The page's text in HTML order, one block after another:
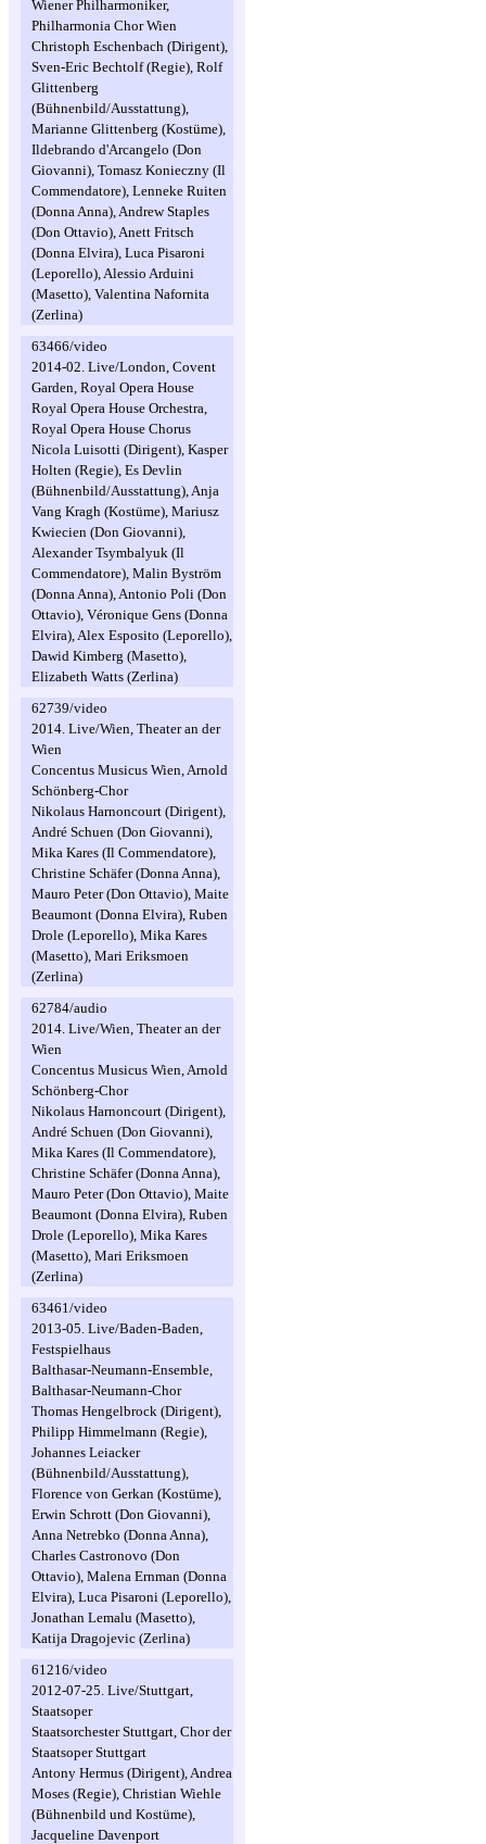
Wiener Philharmoniker,
Philharmonia Chor Wien
Christoph Eschenbach (Dirigent),
Sven-Eric Bechtolf (Regie), Rolf
Glittenberg
(Bühnenbild/Ausstattung),
Marianne Glittenberg (Kostüme),
Ildebrando d'Arcangelo (Don
Giovanni), Tomasz Konieczny (Il
Commendatore), Lenneke Ruiten
(Donna Anna), Andrew Staples
(Don Ottavio), Anett Fritsch
(Donna Elvira), Luca Pisaroni
(Leporello), Alessio Arduini
(Masetto), Valentina Nafornita
(Zerlina)
63466/video
2014-02. Live/London, Covent
Garden, Royal Opera House
Royal Opera House Orchestra,
Royal Opera House Chorus
Nicola Luisotti (Dirigent), Kasper
Holten (Regie), Es Devlin
(Bühnenbild/Ausstattung), Anja
Vang Kragh (Kostüme), Mariusz
Kwiecien (Don Giovanni),
Alexander Tsymbalyuk (Il
Commendatore), Malin Byström
(Donna Anna), Antonio Poli (Don
Ottavio), Véronique Gens (Donna
Elvira), Alex Esposito (Leporello),
Dawid Kimberg (Masetto),
Elizabeth Watts (Zerlina)
62739/video
2014. Live/Wien, Theater an der
Wien
Concentus Musicus Wien, Arnold
Schönberg-Chor
Nikolaus Harnoncourt (Dirigent),
André Schuen (Don Giovanni),
Mika Kares (Il Commendatore),
Christine Schäfer (Donna Anna),
Mauro Peter (Don Ottavio), Maite
Beaumont (Donna Elvira), Ruben
Drole (Leporello), Mika Kares
(Masetto), Mari Eriksmoen
(Zerlina)
62784/audio
2014. Live/Wien, Theater an der
Wien
Concentus Musicus Wien, Arnold
Schönberg-Chor
Nikolaus Harnoncourt (Dirigent),
André Schuen (Don Giovanni),
Mika Kares (Il Commendatore),
Christine Schäfer (Donna Anna),
Mauro Peter (Don Ottavio), Maite
Beaumont (Donna Elvira), Ruben
Drole (Leporello), Mika Kares
(Masetto), Mari Eriksmoen
(Zerlina)
63461/video
2013-05. Live/Baden-Baden,
Festspielhaus
Balthasar-Neumann-Ensemble,
Balthasar-Neumann-Chor
Thomas Hengelbrock (Dirigent),
Philipp Himmelmann (Regie),
Johannes Leiacker
(Bühnenbild/Ausstattung),
Florence von Gerkan (Kostüme),
Erwin Schrott (Don Giovanni),
Anna Netrebko (Donna Anna),
Charles Castronovo (Don
Ottavio), Malena Ernman (Donna
Elvira), Luca Pisaroni (Leporello),
Jonathan Lemalu (Masetto),
Katija Dragojevic (Zerlina)
61216/video
2012-07-25. Live/Stuttgart,
Staatsoper
Staatsorchester Stuttgart, Chor der
Staatsoper Stuttgart
Antony Hermus (Dirigent), Andrea
Moses (Regie), Christian Wiehle
(Bühnenbild und Kostüme),
Jacqueline Davenport